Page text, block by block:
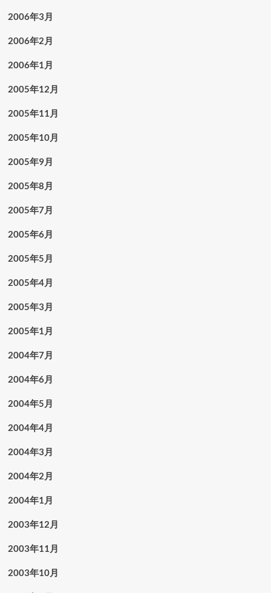
2006年3月
2006年2月
2006年1月
2005年12月
2005年11月
2005年10月
2005年9月
2005年8月
2005年7月
2005年6月
2005年5月
2005年4月
2005年3月
2005年1月
2004年7月
2004年6月
2004年5月
2004年4月
2004年3月
2004年2月
2004年1月
2003年12月
2003年11月
2003年10月